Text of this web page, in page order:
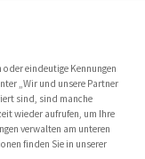
eindeutige Kennungen
„Wir und unsere Partner
sind, sind manche
wieder aufrufen, um Ihre
verwalten am unteren
finden Sie in unserer